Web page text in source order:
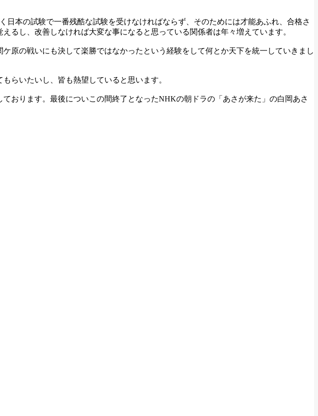
本の試験で一番残酷な試験を受けなければならず、そのためには才能あふれ、合格さ
るし、改善しなければ大変な事になると思っている関係者は年々増えています。
原の戦いにも決して楽勝ではなかったという経験をして何とか天下を統一していきまし
らいたいし、皆も熱望していると思います。
おります。最後についこの間終了となったNHKの朝ドラの「あさが来た」の白岡あさ